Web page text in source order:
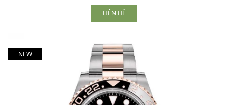
LIÊN HỆ
NEW